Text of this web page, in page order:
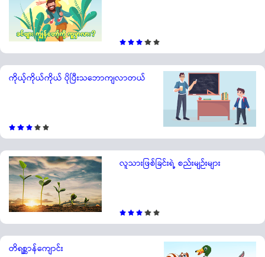
ကိုယ့်ကိုယ်ကိုယ် ပိုပြီးသဘောကျလာတယ်
လူသားဖြစ်ခြင်းရဲ့ စည်းမျဉ်းများ
တိရစ္ဆာန်ကျောင်း